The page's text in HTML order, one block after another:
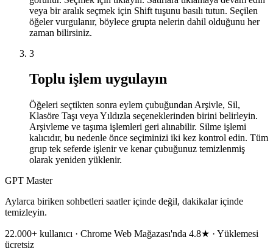
veya bir aralık seçmek için Shift tuşunu basılı tutun. Seçilen
öğeler vurgulanır, böylece grupta nelerin dahil olduğunu her
zaman bilirsiniz.
3
Toplu işlem uygulayın
Öğeleri seçtikten sonra eylem çubuğundan Arşivle, Sil,
Klasöre Taşı veya Yıldızla seçeneklerinden birini belirleyin.
Arşivleme ve taşıma işlemleri geri alınabilir. Silme işlemi
kalıcıdır, bu nedenle önce seçiminizi iki kez kontrol edin. Tüm
grup tek seferde işlenir ve kenar çubuğunuz temizlenmiş
olarak yeniden yüklenir.
GPT Master
Aylarca biriken sohbetleri saatler içinde değil, dakikalar içinde
temizleyin.
22.000+ kullanıcı · Chrome Web Mağazası'nda 4.8★ · Yüklemesi
ücretsiz